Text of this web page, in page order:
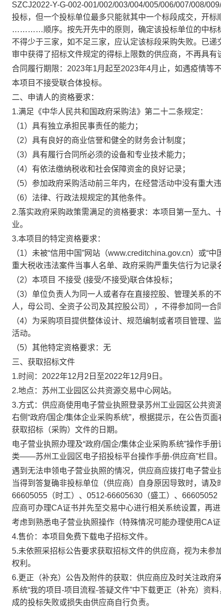
SZCJ2022-Y-G-002-001/002/003/004/005/006/007/008/
投标，但一个投标单位最多只能就其中一个标段成交，开标
…………顺序。按先开先中的原则，确定该投标单位的中标
不得少于三家，如不足三家，应认定该标段采购失败。已递
审中获得了招标文件规定的得标上限数的供应商，不再具有
合同履行期限：2023年1月起至2023年4月止，如遇疫情等
本项目 不接受联合体投标。
二、申请人的资格要求：
1.满足《中华人民共和国政府采购法》第二十二条规定：
（1）具有独立承担民事责任的能力；
（2）具有良好的商业信誉和健全的财务会计制度；
（3）具有履行合同所必须的设备和专业技术能力；
（4）有依法缴纳税收和社会保障资金的良好记录；
（5）参加政府采购活动前三年内，在经营活动中没有重大
（6）法律、行政法规规定的其他条件。
2.落实政府采购政策需满足的资格要求： 本项目第一至九、
业。
3.本项目的特定资格要求：
（1）未被“信用中国”网站（www.creditchina.gov.cn）或“
重大税收违法案件当事人名单、政府采购严重失信行为记录
（2）本项目 不接受 (接受/不接受)联合体投标；
（3）单位负责人为同一人或者存在直接控股、管理关系
人，母公司、全资子公司及其控股公司），不得参加同一合
（4） 为采购项目提供整体设计、规范编制或者项目管理、
活动。
（5）其他特定资格要求：无
三、 获取招标文件
1.时间：2022年12月2日至2022年12月9日。
2.地点：苏州工业园区公共资源交易中心网站。
3.方式：供应商使用电子营业执照登录苏州工业园区公共
右侧“政府/国企/集体企业采购系统”，根据提示，在公告页
获取招标（采购）文件的日期。
电子营业执照办理及“政府/国企/集体企业采购系统”操作手
类——苏州工业园区电子招投标平台操作手册-供应商”栏目
遇到无法申领电子营业执照的情况，供应商应拨打电子营
当得到答复确非投标单位（供应商）自身原因导致时，请
66605055（时工）、0512-66605630（盛工）、
应商可办理CA证书并先至交易中心进行相关系统设置，再
考虑到熟悉电子营业执照操作（特殊情况可能办理使用CA
4.售价：本项目免费下载电子招标文件。
5.未依照采招标公告要求获取招标文件的供应商，视为未
权利。
6.更正（补充）公告及附件的获取：供应商应及时关注政
系统“我的项目-项目流程-答疑文件”中下载更正（补充）资
成的投标失败或损失由供应商自行负责。